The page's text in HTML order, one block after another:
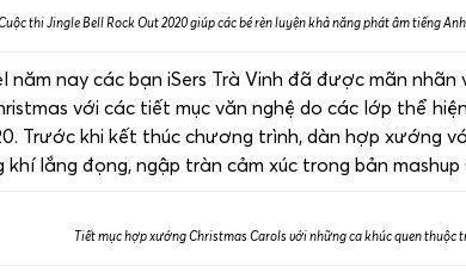
thi Jingle Bell Rock Out 2020 giúp các bé rèn luyện khả năng phát âm tiếng
năm nay các bạn iSers Trà Vinh đã được mãn
với các tiết mục văn nghệ do các lớp thể
Trước khi kết thúc chương trình, dàn hợp xướng
lắng đọng, ngập tràn cảm xúc trong bản mashup
Tiết mục hợp xướng Christmas Carols với những ca khúc quen thuộc